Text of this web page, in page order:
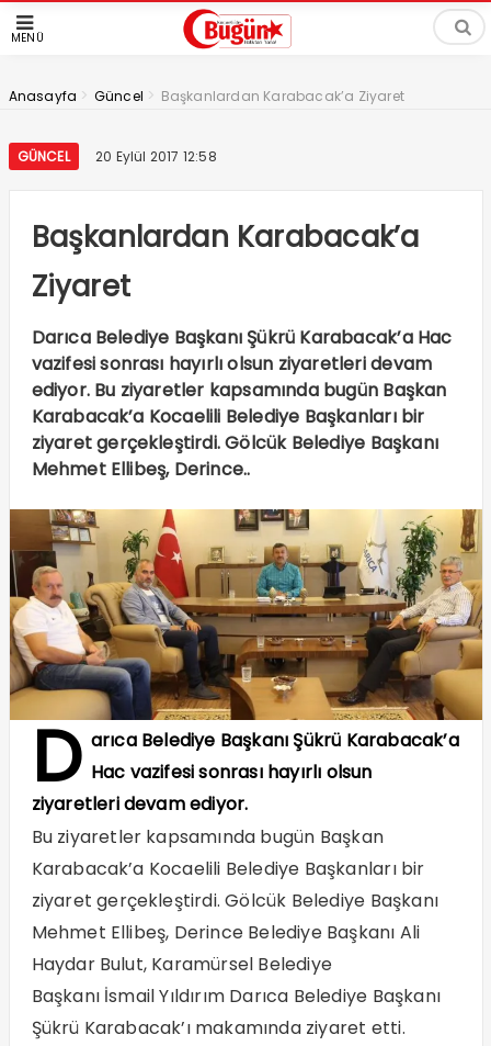
MENÜ
Anasayfa > Güncel > Başkanlardan Karabacak’a Ziyaret
GÜNCEL 20 Eylül 2017 12:58
Başkanlardan Karabacak’a
Ziyaret
Darıca Belediye Başkanı Şükrü Karabacak’a Hac
vazifesi sonrası hayırlı olsun ziyaretleri devam
ediyor. Bu ziyaretler kapsamında bugün Başkan
Karabacak’a Kocaelili Belediye Başkanları bir
ziyaret gerçekleştirdi. Gölcük Belediye Başkanı
Mehmet Ellibeş, Derince..
D arıca Belediye Başkanı Şükrü Karabacak’a
Hac vazifesi sonrası hayırlı olsun
ziyaretleri devam ediyor.
Bu ziyaretler kapsamında bugün Başkan
Karabacak’a Kocaelili Belediye Başkanları bir
ziyaret gerçekleştirdi. Gölcük Belediye Başkanı
Mehmet Ellibeş, Derince Belediye Başkanı Ali
Haydar Bulut, Karamürsel Belediye
Başkanı İsmail Yıldırım Darıca Belediye Başkanı
Şükrü Karabacak’ı makamında ziyaret etti.